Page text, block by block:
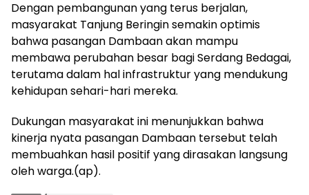
Dengan pembangunan yang terus berjalan,
masyarakat Tanjung Beringin semakin optimis
bahwa pasangan Dambaan akan mampu
membawa perubahan besar bagi Serdang Bedagai,
terutama dalam hal infrastruktur yang mendukung
kehidupan sehari-hari mereka.
Dukungan masyarakat ini menunjukkan bahwa
kinerja nyata pasangan Dambaan tersebut telah
membuahkan hasil positif yang dirasakan langsung
oleh warga.(ap).